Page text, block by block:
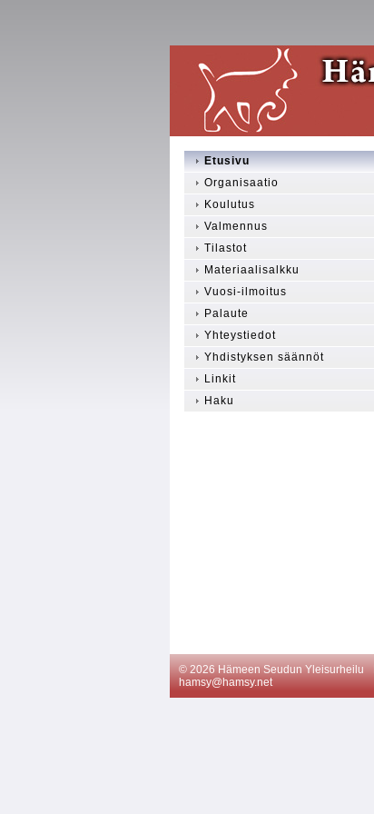
Etusivu
Organisaatio
Koulutus
Valmennus
Tilastot
Materiaalisalkku
Vuosi-ilmoitus
Palaute
Yhteystiedot
Yhdistyksen säännöt
Linkit
Haku
©2026 Hämeen Seudun Yleisurheilu
hamsy@hamsy.net